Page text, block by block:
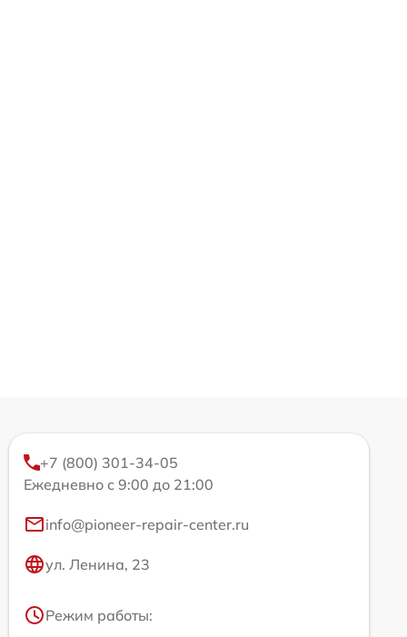
+7 (800) 301-34-05
Ежедневно с 9:00 до 21:00
info@pioneer-repair-center.ru
ул. Ленина, 23
Режим работы: